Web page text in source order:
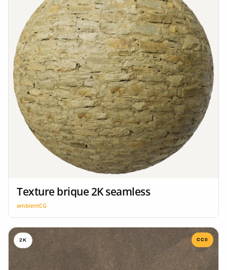
Texture brique 2K seamless
ambientCG
2K CC0